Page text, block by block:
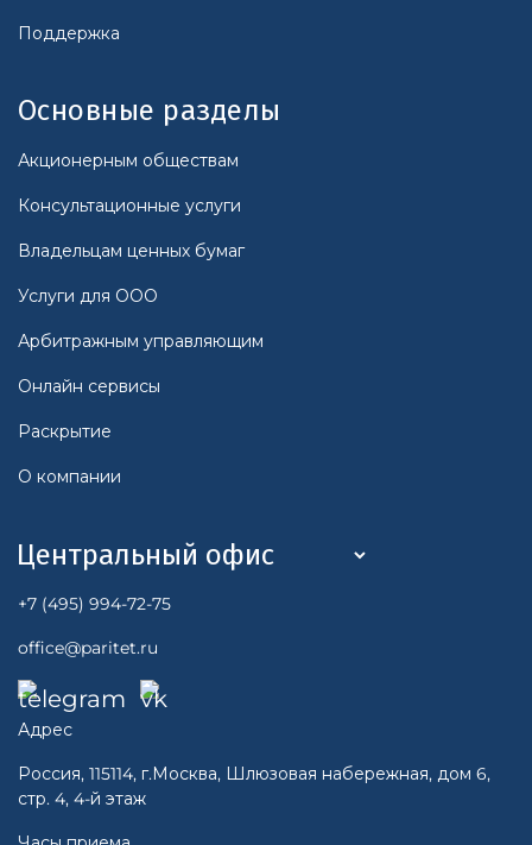
Поддержка
Основные разделы
Акционерным обществам
Консультационные услуги
Владельцам ценных бумаг
Услуги для ООО
Арбитражным управляющим
Онлайн сервисы
Раскрытие
О компании
+7 (495) 994-72-75
office@paritet.ru
Адрес
Россия, 115114, г.Москва, Шлюзовая набережная, дом 6,
стр. 4, 4-й этаж